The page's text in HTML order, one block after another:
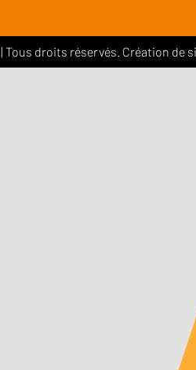
| Tous droits réservés. Création de